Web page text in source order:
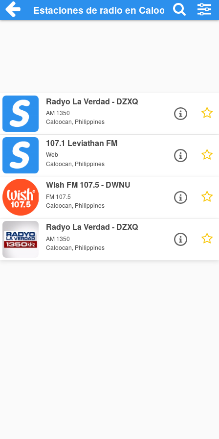
Estaciones de radio en Caloocan -
Radyo La Verdad - DZXQ
AM 1350
Caloocan, Philippines
107.1 Leviathan FM
Web
Caloocan, Philippines
Wish FM 107.5 - DWNU
FM 107.5
Caloocan, Philippines
Radyo La Verdad - DZXQ
AM 1350
Caloocan, Philippines